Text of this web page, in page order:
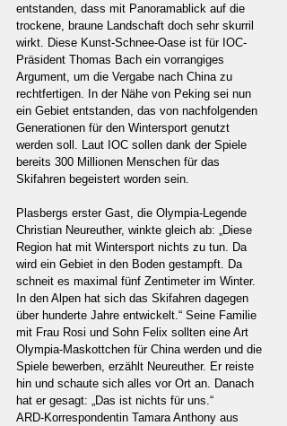
entstanden, dass mit Panoramablick auf die
trockene, braune Landschaft doch sehr skurril
wirkt. Diese Kunst-Schnee-Oase ist für IOC-
Präsident Thomas Bach ein vorrangiges
Argument, um die Vergabe nach China zu
rechtfertigen. In der Nähe von Peking sei nun
ein Gebiet entstanden, das von nachfolgenden
Generationen für den Wintersport genutzt
werden soll. Laut IOC sollen dank der Spiele
bereits 300 Millionen Menschen für das
Skifahren begeistert worden sein.
Plasbergs erster Gast, die Olympia-Legende
Christian Neureuther, winkte gleich ab: „Diese
Region hat mit Wintersport nichts zu tun. Da
wird ein Gebiet in den Boden gestampft. Da
schneit es maximal fünf Zentimeter im Winter.
In den Alpen hat sich das Skifahren dagegen
über hunderte Jahre entwickelt.“ Seine Familie
mit Frau Rosi und Sohn Felix sollten eine Art
Olympia-Maskottchen für China werden und die
Spiele bewerben, erzählt Neureuther. Er reiste
hin und schaute sich alles vor Ort an. Danach
hat er gesagt: „Das ist nichts für uns.“
ARD-Korrespondentin Tamara Anthony aus